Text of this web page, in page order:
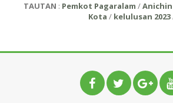
TAUTAN : Pemkot Pagaralam /Anichin
Kota / kelulusan 2023